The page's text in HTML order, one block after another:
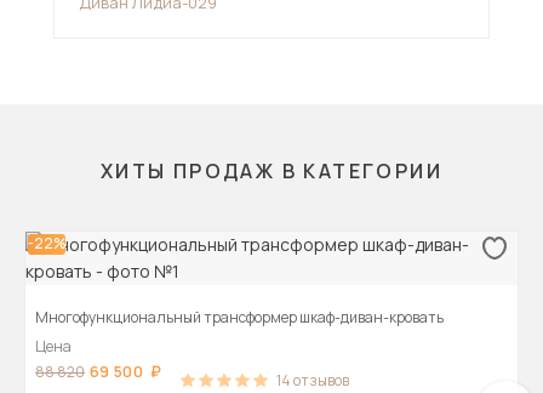
ХИТЫ ПРОДАЖ В КАТЕГОРИИ
-22%
Многофункциональный трансформер шкаф-диван-кровать
Цена
88 820 69 500 14отзывов